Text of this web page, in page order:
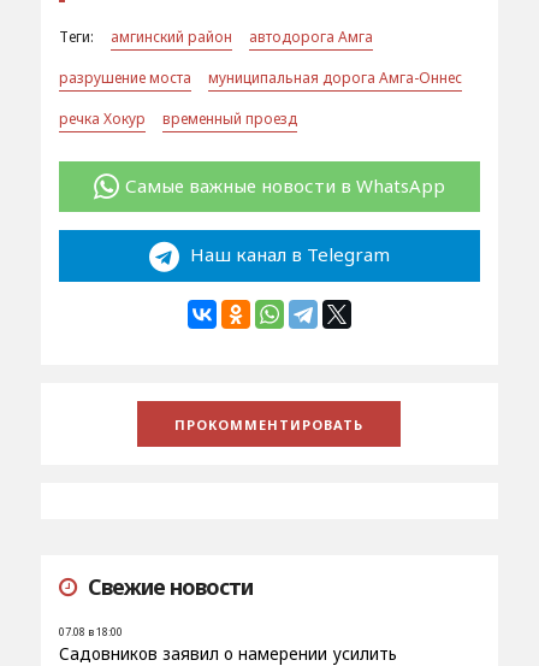
Теги: амгинский район
автодорога Амга
разрушение моста
муниципальная дорога Амга-Оннес
речка Хокур
временный проезд
Самые важные новости в WhatsApp
Наш канал в Telegram
Свежие новости
07.08 в 18:00
Садовников заявил о намерении усилить